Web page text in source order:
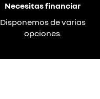
Necesitas financiar
Disponemos de varias
opciones.